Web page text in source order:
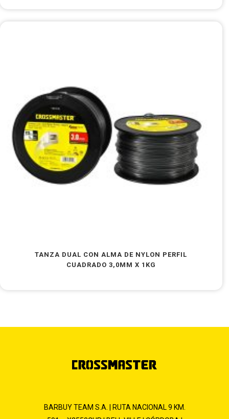
TANZA DUAL CON ALMA DE NYLON PERFIL
CUADRADO 3,0MM X 1KG
BARBUY TEAM S.A. | RUTA NACIONAL 9 KM.